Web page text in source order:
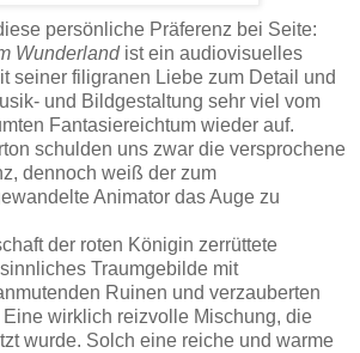
persönliche Präferenz bei Seite:
Wunderlandist ein audiovisuelles
seiner filigranen Liebe zum Detail und
und Bildgestaltung sehr viel vom
Fantasiereichtum wieder auf.
schulden uns zwar die versprochene
dennoch weiß der zum
Animator das Auge zu
der roten Königin zerrüttete
Traumgebilde mit
Ruinen und verzauberten
wirklich reizvolle Mischung, die
wurde. Solch eine reiche und warme